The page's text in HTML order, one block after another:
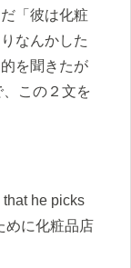
「彼は化粧
なんかした
を聞きたが
この２文を
that he picks
めに化粧品店